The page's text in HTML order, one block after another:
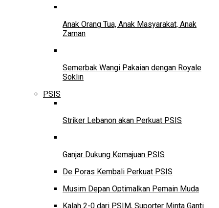
Anak Orang Tua, Anak Masyarakat, Anak
Zaman
Semerbak Wangi Pakaian dengan Royale
Soklin
PSIS
Striker Lebanon akan Perkuat PSIS
Ganjar Dukung Kemajuan PSIS
De Poras Kembali Perkuat PSIS
Musim Depan Optimalkan Pemain Muda
Kalah 2-0 dari PSIM, Suporter Minta Ganti